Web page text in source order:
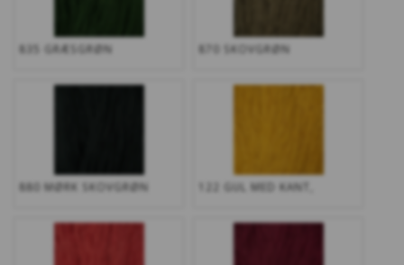
835 GRÆSGRØN 870 SKOVGRØN
880 MØRK SKOVGRØN 122 GUL MED KANT,